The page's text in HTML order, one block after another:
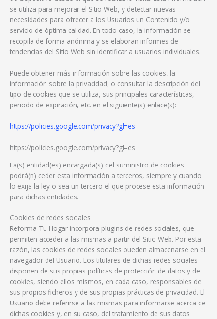
se utiliza para mejorar el Sitio Web, y detectar nuevas
necesidades para ofrecer a los Usuarios un Contenido y/o
servicio de óptima calidad. En todo caso, la información se
recopila de forma anónima y se elaboran informes de
tendencias del Sitio Web sin identificar a usuarios individuales.
Puede obtener más información sobre las cookies, la
información sobre la privacidad, o consultar la descripción del
tipo de cookies que se utiliza, sus principales características,
periodo de expiración, etc. en el siguiente(s) enlace(s):
https://policies.google.com/privacy?gl=es
https://policies.google.com/privacy?gl=es
La(s) entidad(es) encargada(s) del suministro de cookies
podrá(n) ceder esta información a terceros, siempre y cuando
lo exija la ley o sea un tercero el que procese esta información
para dichas entidades.
Cookies de redes sociales
Reforma Tu Hogar incorpora plugins de redes sociales, que
permiten acceder a las mismas a partir del Sitio Web. Por esta
razón, las cookies de redes sociales pueden almacenarse en el
navegador del Usuario. Los titulares de dichas redes sociales
disponen de sus propias políticas de protección de datos y de
cookies, siendo ellos mismos, en cada caso, responsables de
sus propios ficheros y de sus propias prácticas de privacidad. El
Usuario debe referirse a las mismas para informarse acerca de
dichas cookies y, en su caso, del tratamiento de sus datos